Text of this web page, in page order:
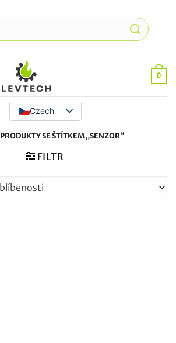
0
Czech
PRODUKTY SE ŠTÍTKEM „SENZOR“
FILTR